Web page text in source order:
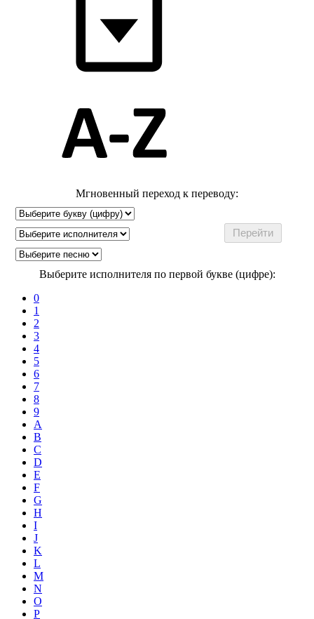
Мгновенный переход к переводу:
Выберите исполнителя по первой букве (цифре):
0
1
2
3
4
5
6
7
8
9
A
B
C
D
E
F
G
H
I
J
K
L
M
N
O
P